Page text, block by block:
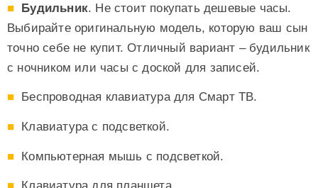
Будильник. Не стоит покупать дешевые часы.
Выбирайте оригинальную модель, которую ваш сын
точно себе не купит. Отличный вариант – будильник
с ночником или часы с доской для записей.
Беспроводная клавиатура для Смарт ТВ.
Клавиатура с подсветкой.
Компьютерная мышь с подсветкой.